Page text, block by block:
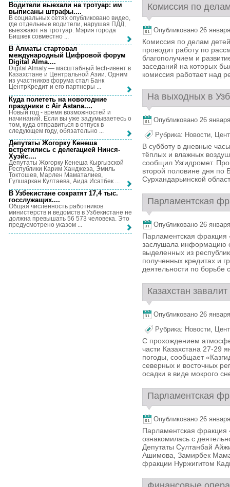
Комиссия по
Опубликовано 26
Комиссия по делам
проводит работу по
благополучием и
заседаний на которых
комиссия работает над
На выходных в
Опубликовано 26
Рубрика: Новости,
В субботу в дневные
тёплых и влажных
сообщил Узгидромет.
второй половине дня по
Сурхандарьинской
Парламентская
Опубликовано 26
Парламентская фракция
заслушала информацию
выделенных из
полученных кредитах и
деятельности по борьбе
Казахстан
Опубликовано 26
Рубрика: Новости,
С прохождением
части Казахстана 27-29
погоды, сообщает
северных и восточных
осадки в виде мокрого
Парламентская
Опубликовано 26
Парламентская
ознакомилась с
Депутаты Султанбай
Ашимова, Замирбек
фракции Нуржигитом
Водители выехали на тротуар: им
выписаны штрафы....
В социальных сетях опубликовано видео,
где отдельные водители, нарушая ПДД,
выезжают на тротуар. Мэрия города
Бишкек совместно ...
В Алматы стартовал
международный Цифровой форум
Digital Alma....
Digital Almaty — масштабный tech-ивент в
Казахстане и Центральной Азии. Одним
из участников форума стал Банк
ЦентрКредит и его партнеры ...
Куда полететь на новогодние
праздники с Air Astana....
Новый год - время возможностей и
начинаний. Если вы уже задумываетесь о
том, куда отправиться в отпуск в
следующем году, обязательно ...
Депутаты Жогорку Кенеша
встретились с делегацией Нинся-
Хуэйс....
Депутаты Жогорку Кенеша Кыргызской
Республики Карим Ханджеза, Эмиль
Токтошев, Марлен Маматалиев,
Гүлшаркан Култаева, Аида Исатбек ...
В Узбекистане сократят 17,4 тыс.
госслужащих....
Общая численность работников
министерств и ведомств в Узбекистане не
должна превышать 56 573 человека. Это
предусмотрено указом ...